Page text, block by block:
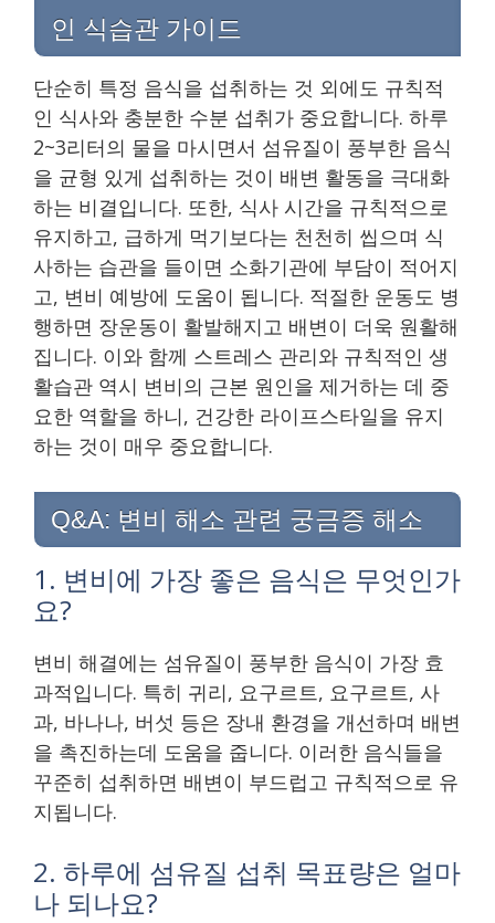
인 식습관 가이드
단순히 특정 음식을 섭취하는 것 외에도 규칙적
인 식사와 충분한 수분 섭취가 중요합니다. 하루
2~3리터의 물을 마시면서 섬유질이 풍부한 음식
을 균형 있게 섭취하는 것이 배변 활동을 극대화
하는 비결입니다. 또한, 식사 시간을 규칙적으로
유지하고, 급하게 먹기보다는 천천히 씹으며 식
사하는 습관을 들이면 소화기관에 부담이 적어지
고, 변비 예방에 도움이 됩니다. 적절한 운동도 병
행하면 장운동이 활발해지고 배변이 더욱 원활해
집니다. 이와 함께 스트레스 관리와 규칙적인 생
활습관 역시 변비의 근본 원인을 제거하는 데 중
요한 역할을 하니, 건강한 라이프스타일을 유지
하는 것이 매우 중요합니다.
Q&A: 변비 해소 관련 궁금증 해소
1. 변비에 가장 좋은 음식은 무엇인가
요?
변비 해결에는 섬유질이 풍부한 음식이 가장 효
과적입니다. 특히 귀리, 요구르트, 요구르트, 사
과, 바나나, 버섯 등은 장내 환경을 개선하며 배변
을 촉진하는데 도움을 줍니다. 이러한 음식들을
꾸준히 섭취하면 배변이 부드럽고 규칙적으로 유
지됩니다.
2. 하루에 섬유질 섭취 목표량은 얼마
나 되나요?